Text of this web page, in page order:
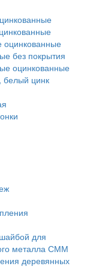
оцинкованные
без покрытия
оцинкованные
цинк
для
металла СММ
деревянных